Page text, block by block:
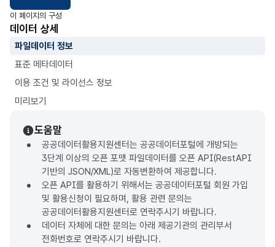
이 페이지의 구성
데이터 상세
파일데이터 정보
표준 메타데이터
이용 조건 및 라이선스 정보
미리보기
도움말
공공데이터활용지원센터는 공공데이터포털에 개방되는
3단계 이상의 오픈 포맷 파일데이터를 오픈 API(RestAPI
기반의 JSON/XML)로 자동변환하여 제공합니다.
오픈 API를 활용하기 위해서는 공공데이터포털 회원 가입
및 활용신청이 필요하며, 활용 관련 문의는
공공데이터활용지원센터로 연락주시기 바랍니다.
데이터 자체에 대한 문의는 아래 제공기관의 관리부서
전화번호로 연락주시기 바랍니다.